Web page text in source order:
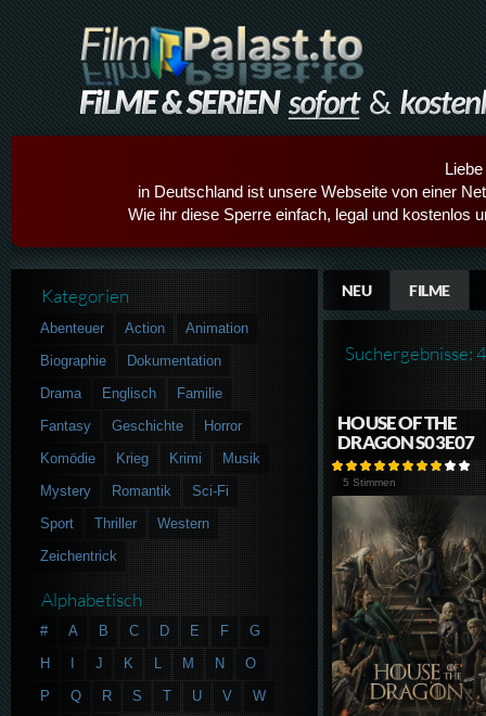
in Deutschland ist unsere Webseite von einer
Wie ihr diese Sperre einfach, legal und kostenlos
NEU FILME
Suchergebnisse:
HOUSE OF THE
DRAGON S03E07
5 Stimmen
Kategorien
Abenteuer Action
Animation
Biographie
Dokumentation
Drama
Englisch
Familie
Fantasy
Geschichte
Horror
Komödie
Krieg Krimi
Musik
Mystery
Romantik
Sci-Fi
Sport
Thriller
Western
Zeichentrick
Alphabetisch
# A B C D E F
G
H
J K L M N
O
P
Q R S T U V
W